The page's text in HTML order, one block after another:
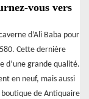
vous vers
d’Ali Baba pour
Cette dernière
d’une grande qualité.
en neuf, mais aussi
de Antiquaire